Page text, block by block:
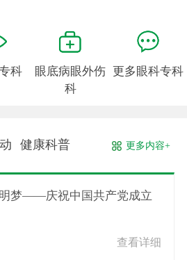
科
眼底病眼外伤
科
更多眼科专科
健康科普 更多内容+
查看详细